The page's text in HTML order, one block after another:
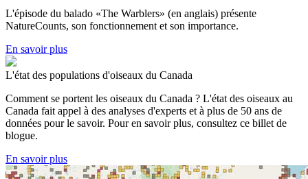
L'épisode du balado «The Warblers» (en anglais) présente
NatureCounts, son fonctionnement et son importance.
En savoir plus
L'état des populations d'oiseaux du Canada
Comment se portent les oiseaux du Canada ? L'état des oiseaux au
Canada fait appel à des analyses d'experts et à plus de 50 ans de
données pour le savoir. Pour en savoir plus, consultez ce billet de
blogue.
En savoir plus